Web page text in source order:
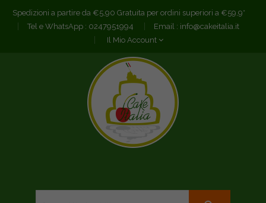
Spedizioni a partire da €5,90 Gratuita per ordini superiori a €59,9*
Tel e WhatsApp : 0247951994 Email : info@cakeitalia.it
Il Mio Account